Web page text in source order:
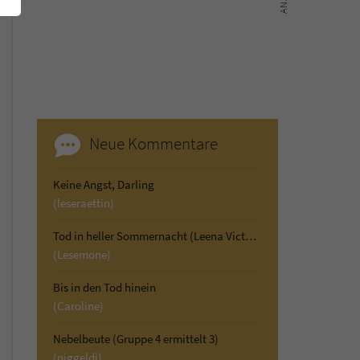
Neue Kommentare
Keine Angst, Darling
(leseraettin)
Tod in heller Sommernacht (Leena Victor ermittelt 2)
(Lesemone)
Bis in den Tod hinein
(Caroline)
Nebelbeute (Gruppe 4 ermittelt 3)